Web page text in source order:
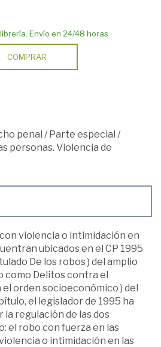
Envío en 24/48 horas
COMPRAR
penal /Parte especial /
personas. Violencia de
violencia o intimidación en
ubicados en el CP 1995
De los robos ) del amplio
como Delitos contra el
orden socioeconómico ) del
el legislador de 1995 ha
regulación de las dos
el robo con fuerza en las
o intimidación en las